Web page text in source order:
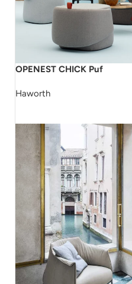
OPENEST CHICK Puf
Haworth